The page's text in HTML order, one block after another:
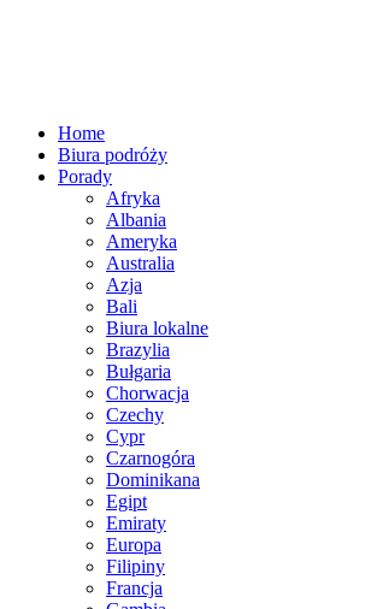
Home
Biura podróży
Porady
Afryka
Albania
Ameryka
Australia
Azja
Bali
Biura lokalne
Brazylia
Bułgaria
Chorwacja
Czechy
Cypr
Czarnogóra
Dominikana
Egipt
Emiraty
Europa
Filipiny
Francja